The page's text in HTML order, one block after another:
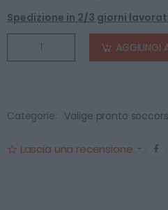
Spedizione in 2/3 giorni
AGGIUNGI
Categorie: Valige pronto
Lascia una recensione -